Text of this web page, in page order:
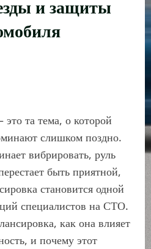
и защиты
та тема, о которой
слишком поздно.
вибрировать, руль
быть приятной,
становится одной
специалистов на СТО.
как она влияет
и почему этот